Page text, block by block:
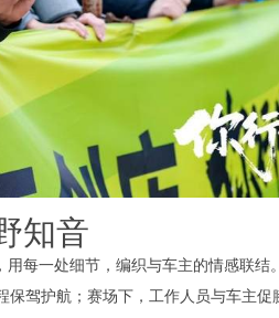
知音
每一处细节，编织与车主的情感联结
驾护航；赛场下，工作人员与车主促